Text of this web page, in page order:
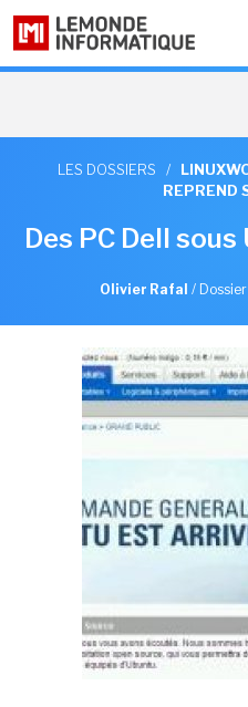
LES DOSSIERS /
REPREND
Des PC Dell
Olivier Rafal /